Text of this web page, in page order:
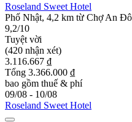
Roseland Sweet Hotel
Phố Nhật, 4,2 km từ Chợ An
9,2/10
Tuyệt vời
(420 nhận xét)
3.116.667 ₫
Tổng 3.366.000 ₫
bao gồm thuế & phí
09/08 - 10/08
Roseland Sweet Hotel